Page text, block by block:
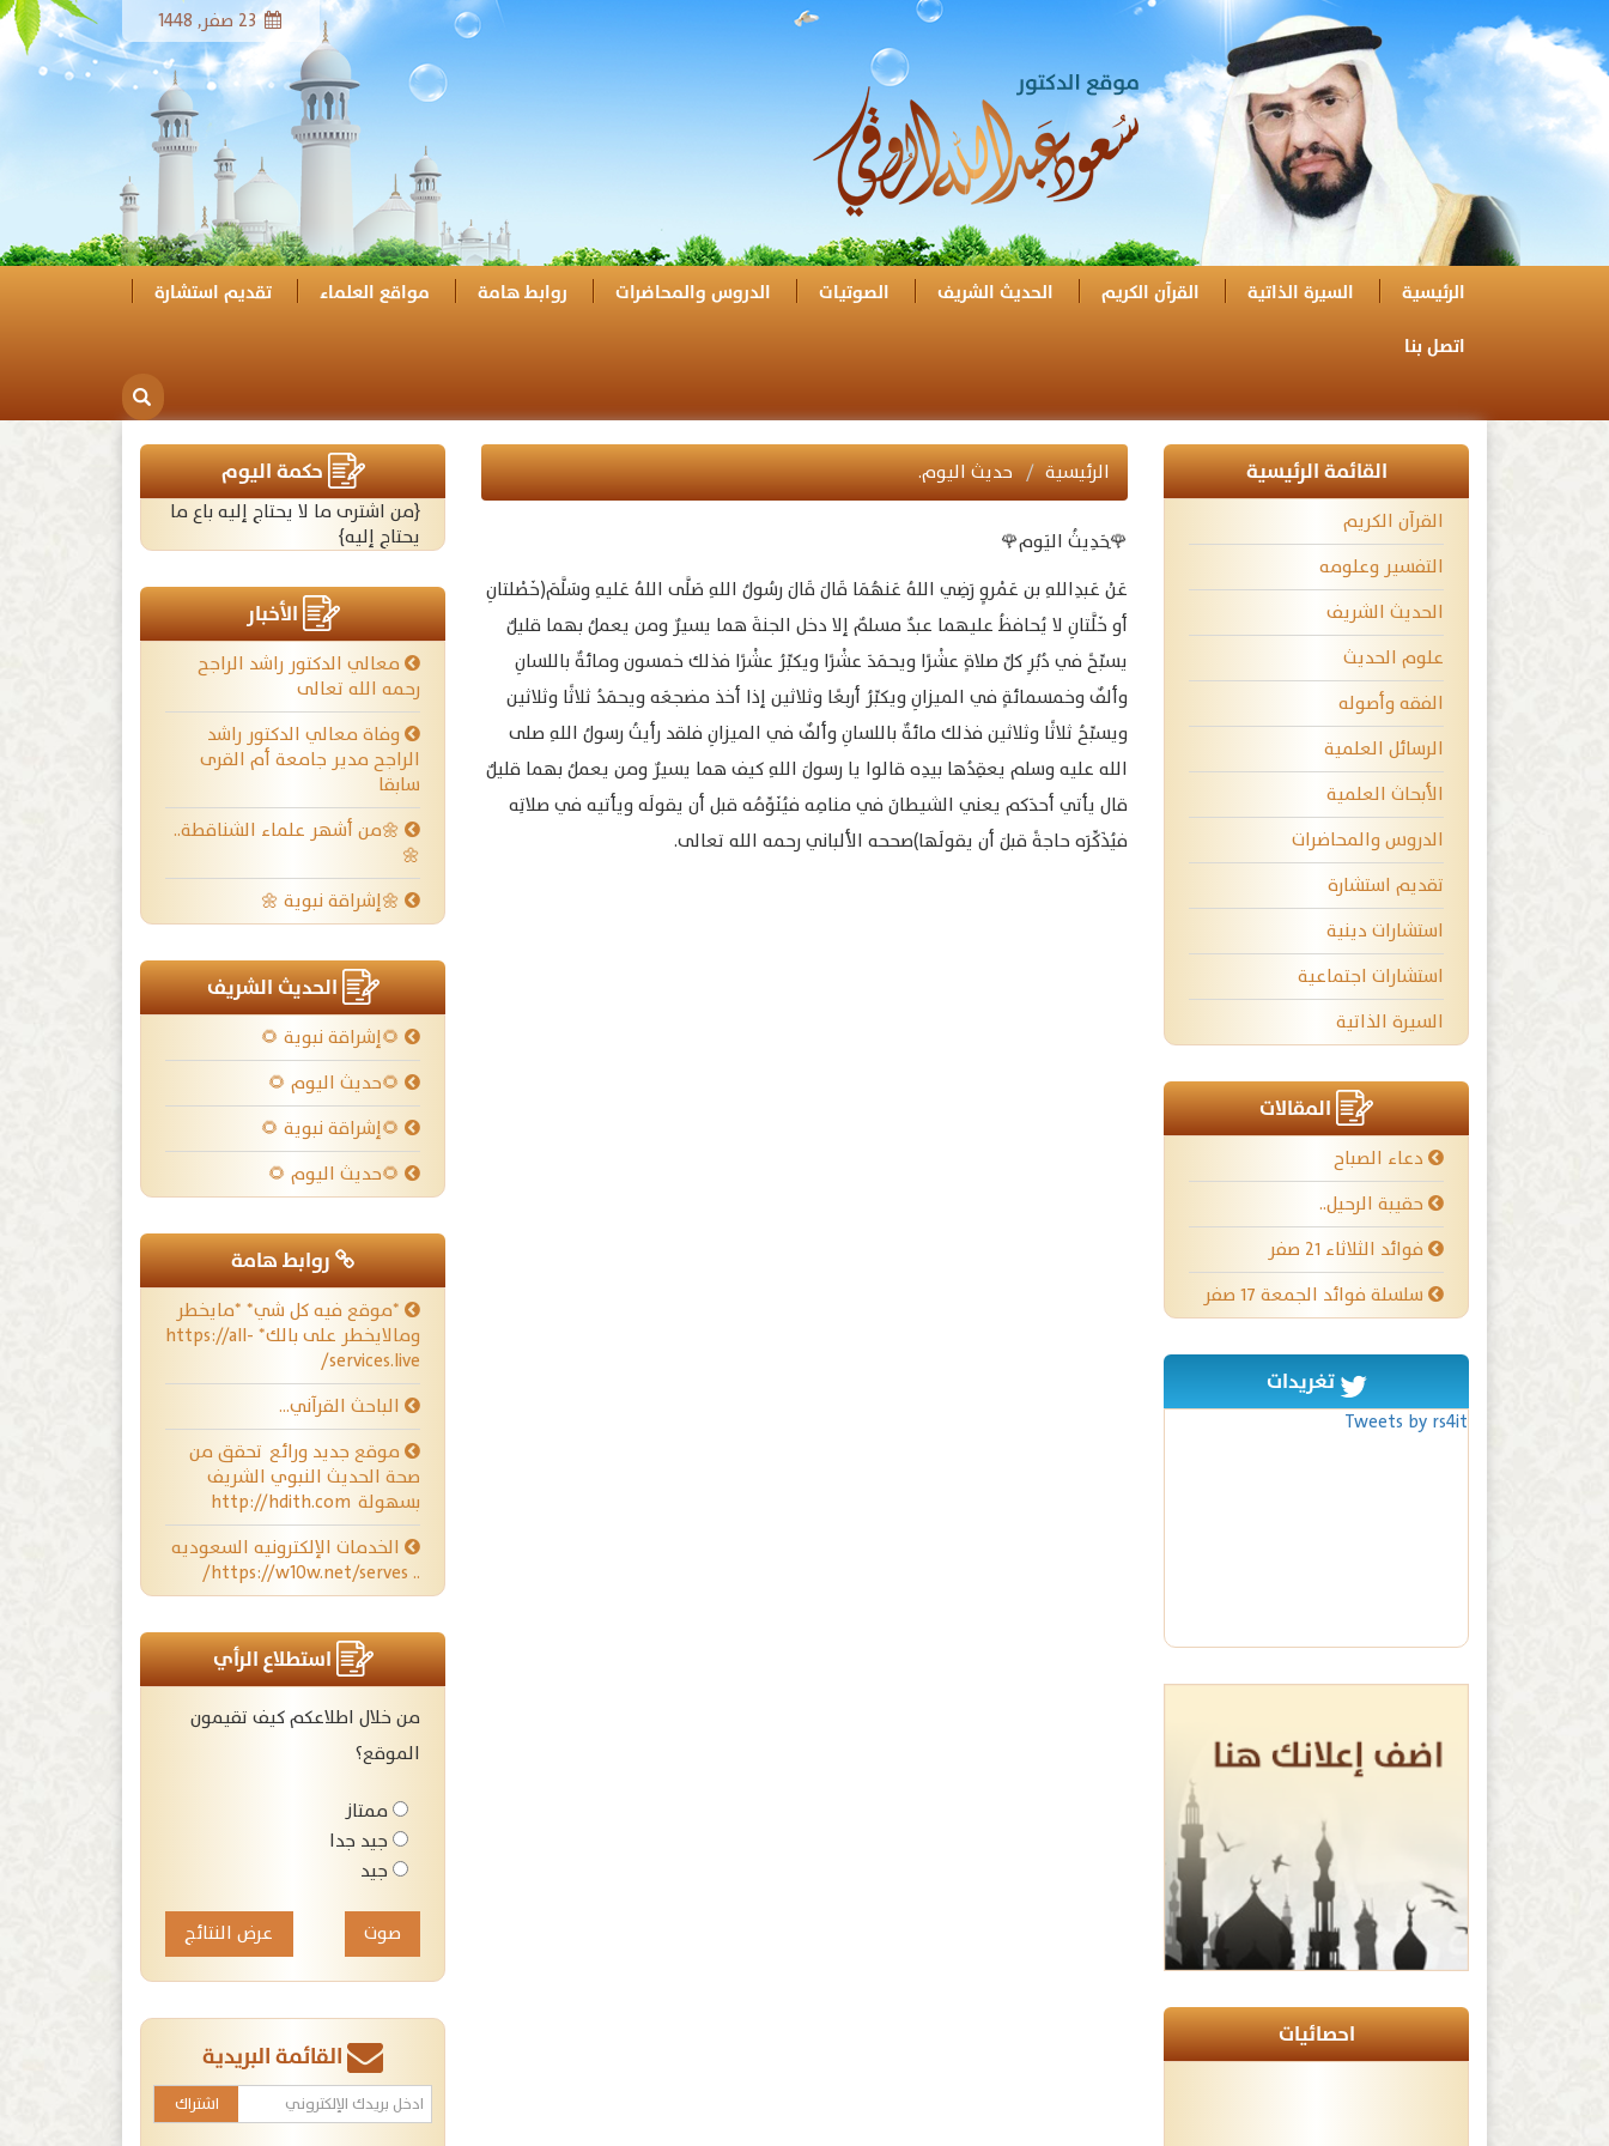
23 صفر, 1448
الرئيسية السيرة الذاتية القرآن الكريم الحديث الشريف الصوتيات الدروس والمحاضرات روابط هامة مواقع العلماء
تقديم استشارة
اتصل بنا
القائمة الرئيسية
القرآن الكريم
التفسير وعلومه
الحديث الشريف
علوم الحديث
الفقه وأصوله
الرسائل العلمية
الأبحاث العلمية
الدروس والمحاضرات
تقديم استشارة
استشارات دينية
استشارات اجتماعية
السيرة الذاتية
المقالات
دعاء الصباح
حقيبة الرحيل..
فوائد الثلاثاء ٢١ صفر
سلسلة فوائد الجمعة ١٧ صفر
تغريدات
Tweets by rs4it
احصائيات
الرئيسية حديث اليوم.
🌹ِحَدِيثُ اليَوم🌹
عَنْ عَبدِاللهِ بن عَمْروٍ رَضِي اللهُ عَنهُمَا قَالَ قَالَ رسُولُ اللهِ صَلَّى اللهُ عَليهِ وسَلَّمَ(خَصْلتانِ
أو خَلَّتانِ لا يُحافظُ عليهما عبدٌ مسلمٌ إلا دخل الجنةَ هما يسيرٌ ومن يعملُ بهما قليلٌ
يسبِّحً في دُبُرِ كلِّ صلاةٍ عشْرًا ويحمَدَ عشْرًا ويكبِّرُ عشْرًا فذلك خمسون ومائةٌ باللسانِ
وألفٌ وخمسمائةٍ في الميزانِ ويكبِّرُ أربعًا وثلاثين إذا أخذ مضجعَه ويحمَدُ ثلاثًا وثلاثين
ويسبِّحُ ثلاثًا وثلاثين فذلك مائةٌ باللسانِ وألفٌ في الميزانِ فلقد رأيتُ رسولُ اللهِ صلى
الله عليه وسلم يعقِدُها بيدِه قالوا يا رسولَ اللهِ كيف هما يسيرٌ ومن يعملُ بهما قليلٌ
قال يأتي أحدَكم يعني الشيطانَ في منامِه فيُنَوِّمُه قبل أن يقولَه ويأتيه في صلاتِه
فيُذَكِّرَه حاجةً قبلَ أن يقولَها)صححه الألباني رحمه الله تعالى.
حكمة اليوم
{من اشترى ما لا يحتاج إليه باع ما
يحتاج إليه}
الأخبار
معالي الدكتور راشد الراجح
رحمه الله تعالى
وفاة معالي الدكتور راشد
الراجح مدير جامعة أم القرى
سابقا
🌼من أشهر علماء الشناقطة..
🌼
🌼إشراقة نبوية 🌼
الحديث الشريف
🌻إشراقة نبوية 🌻
🌻حديث اليوم 🌻
🌻إشراقة نبوية 🌻
🌻حديث اليوم 🌻
روابط هامة
*موقع فيه كل شي* *مايخطر
ومالايخطر على بالك* https://all-
services.live/
الباحث القرآني…
موقع جديد ورائع تحقق من
صحة الحديث النبوي الشريف
بسهولة http://hdith.com
الخدمات الإلكترونيه السعوديه
.. https://w10w.net/serves/
استطلاع الرأي
من خلال اطلاعكم كيف تقيمون
الموقع؟
ممتاز
جيد جدا
جيد
عرض النتائج
القائمة البريدية